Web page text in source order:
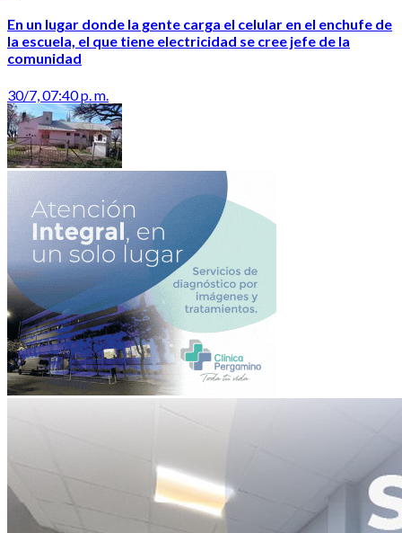
En un lugar donde la gente carga el celular en el enchufe de
la escuela, el que tiene electricidad se cree jefe de la
comunidad
30/7, 07:40 p. m.